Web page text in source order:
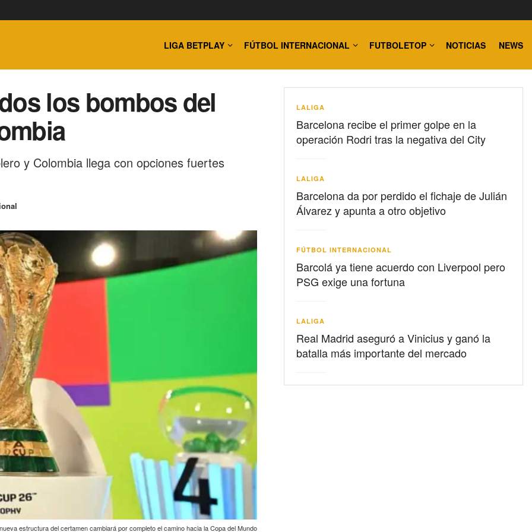
LIGA BETPLAY FÚTBOL INTERNACIONAL FUTBOLETOP NOTICIAS NEWS
los bombos del
y Colombia llega con opciones fuertes
estructura del certamen cambiará por completo el camino hacia la Copa del Mundo
LALIGA
Barcelona recibe el primer golpe en la
operación Rodri tras la negativa del City
LALIGA
Barcelona da por perdido el fichaje de Julián
Álvarez y apunta a otro objetivo
FÚTBOL INTERNACIONAL
Barcolá ya tiene acuerdo con Liverpool pero
PSG exige una fortuna
LALIGA
Real Madrid aseguró a Vinicius y ganó la
batalla más importante del mercado